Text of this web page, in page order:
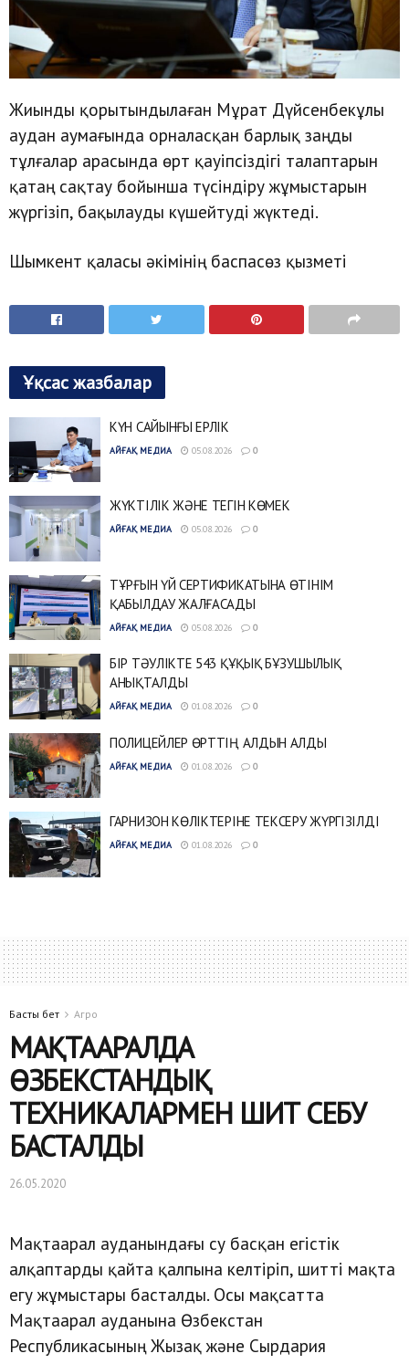
Жиынды қорытындылаған Мұрат Дүйсенбекұлы
аудан аумағында орналасқан барлық заңды
тұлғалар арасында өрт қауіпсіздігі талаптарын
қатаң сақтау бойынша түсіндіру жұмыстарын
жүргізіп, бақылауды күшейтуді жүктеді.
Шымкент қаласы әкімінің баспасөз қызметі
Ұқсас жазбалар
КҮН САЙЫНҒЫ ЕРЛІК
АЙҒАҚ МЕДИА 05.08.2026 0
ЖҮКТІЛІК ЖӘНЕ ТЕГІН КӨМЕК
АЙҒАҚ МЕДИА 05.08.2026 0
ТҰРҒЫН ҮЙ СЕРТИФИКАТЫНА ӨТІНІМ
ҚАБЫЛДАУ ЖАЛҒАСАДЫ
АЙҒАҚ МЕДИА 05.08.2026 0
БІР ТӘУЛІКТЕ 543 ҚҰҚЫҚ БҰЗУШЫЛЫҚ
АНЫҚТАЛДЫ
АЙҒАҚ МЕДИА 01.08.2026 0
ПОЛИЦЕЙЛЕР ӨРТТІҢ АЛДЫН АЛДЫ
АЙҒАҚ МЕДИА 01.08.2026 0
ГАРНИЗОН КӨЛІКТЕРІНЕ ТЕКСЕРУ ЖҮРГІЗІЛДІ
АЙҒАҚ МЕДИА 01.08.2026 0
Басты бет Агро
МАҚТААРАЛДА
ӨЗБЕКСТАНДЫҚ
ТЕХНИКАЛАРМЕН ШИТ СЕБУ
БАСТАЛДЫ
26.05.2020
Мақтаарал ауданындағы су басқан егістік
алқаптарды қайта қалпына келтіріп, шитті мақта
егу жұмыстары басталды. Осы мақсатта
Мақтаарал ауданына Өзбекстан
Республикасының Жызақ және Сырдария